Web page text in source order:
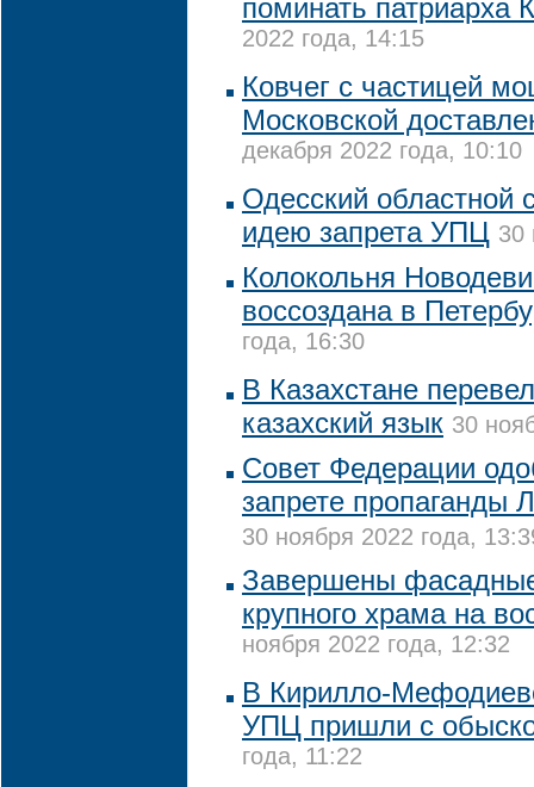
поминать патриарха
2022 года, 14:15
Ковчег с частицей
Московской
декабря 2022 года, 10:10
Одесский областной
идею запрета УПЦ 30
Колокольня
воссоздана в
года, 16:30
В Казахстане
казахский язык 30
Совет Федерации
запрете пропаганды
30 ноября 2022 года,
Завершены
крупного храма на
ноября 2022 года, 12:32
В Кирилло-
УПЦ пришли с
года, 11:22